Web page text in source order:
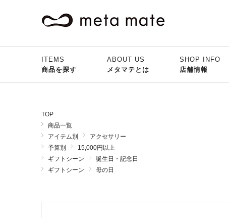
ITEMS
商品を探す
ABOUT US
メタマテとは
SHOP INFO
店舗情報
TOP
商品一覧
アイテム別
アクセサリー
予算別
15,000円以上
ギフトシーン
誕生日・記念日
ギフトシーン
母の日